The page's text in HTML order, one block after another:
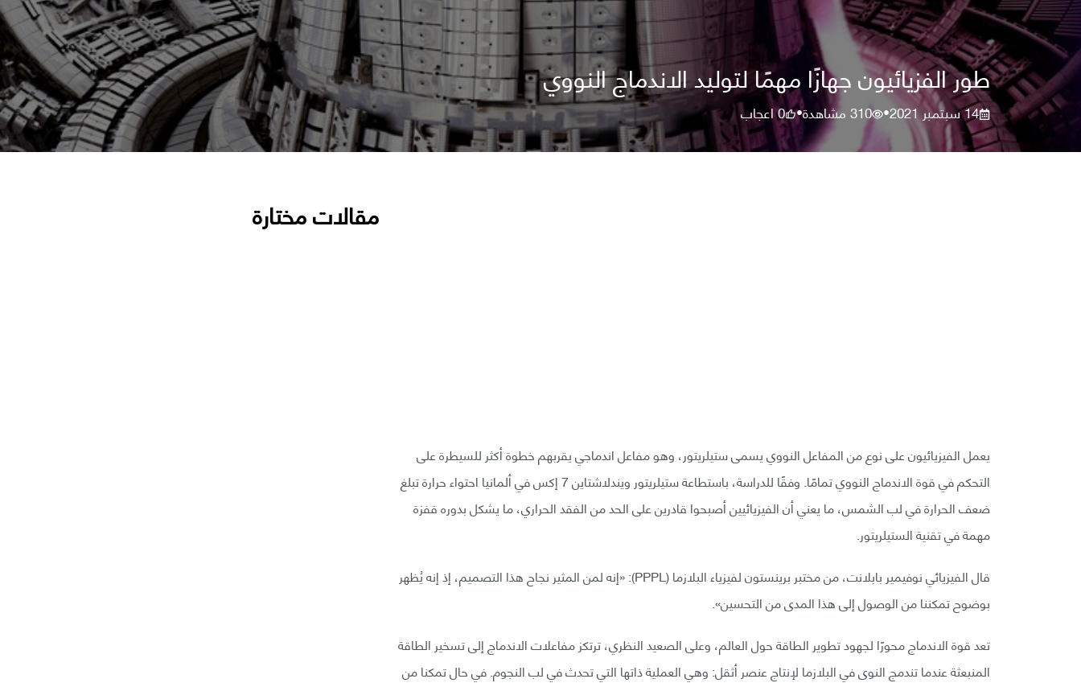
طور الفزيائيون جهازًا مهمًا لتوليد الاندماج النووي
14 سبتمبر 2021 •
310مشاهدة•
0اعجاب
يعمل الفيزيائيون على نوع من المفاعل النووي يسمى ستيلريتور، وهو مفاعل اندماجي يقربهم خطوة أكثر للسيطرة على
التحكم في قوة الاندماج النووي تمامًا. وفقًا للدراسة، باستطاعة ستيلريتور ويندلاشتاين 7 إكس في ألمانيا احتواء حرارة تبلغ
ضعف الحرارة في لب الشمس، ما يعني أن الفيزيائيين أصبحوا قادرين على الحد من الفقد الحراري، ما يشكل بدوره قفزة
مهمة في تقنية الستيلريتور.
قال الفيزيائي نوفيمير بابلانت، من مختبر برينستون لفيزياء البلازما (PPPL): «إنه لمن المثير نجاح هذا التصميم، إذ إنه يُظهر
بوضوح تمكننا من الوصول إلى هذا المدى من التحسين».
تعد قوة الاندماج محورًا لجهود تطوير الطاقة حول العالم، وعلى الصعيد النظري، ترتكز مفاعلات الاندماج إلى تسخير الطاقة
المنبعثة عندما تندمج النوى في البلازما لإنتاج عنصر أثقل: وهي العملية ذاتها التي تحدث في لب النجوم. في حال تمكنا من
مقالات مختارة